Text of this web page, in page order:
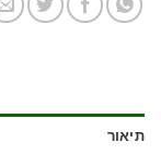
תיאור